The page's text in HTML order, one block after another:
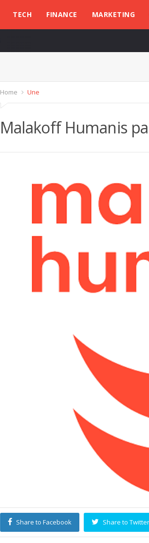
TECH FINANCE MARKETING
Home Une
Malakoff Humanis
Share to Facebook Share to Twitter